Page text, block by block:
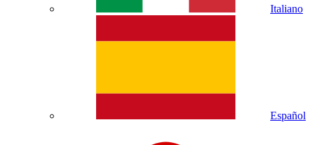
Italiano
Español